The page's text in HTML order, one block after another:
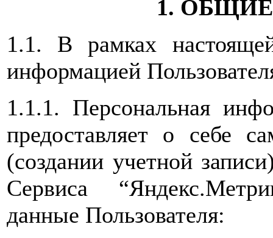
1.
1.1. В рамках
информацией
1.1.1. Персональная
предоставляет о себе
(создании учетной
Сервиса
данные Пользователя: